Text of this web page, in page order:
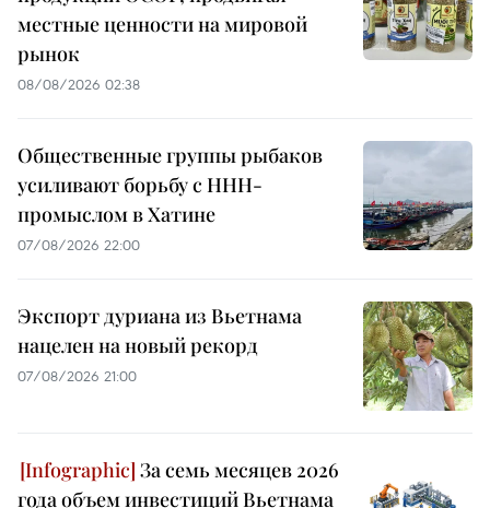
местные ценности на мировой
рынок
08/08/2026 02:38
Общественные группы рыбаков
усиливают борьбу с ННН-
промыслом в Хатине
07/08/2026 22:00
Экспорт дуриана из Вьетнама
нацелен на новый рекорд
07/08/2026 21:00
За семь месяцев 2026
года объем инвестиций Вьетнама